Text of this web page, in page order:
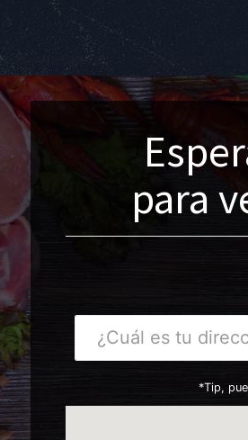
para
*Tip,